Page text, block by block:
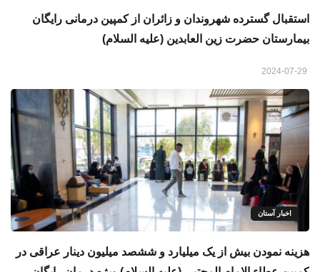
استقبال گسترده شهروندان و زائران از کمپین درمانی رایگان
بیمارستان حضرت زین العابدین (علیه السلام)
اخبار آستان
هزینه نمودن بیش از یک میلیارد و ششصد میلیون دینار عراقی در